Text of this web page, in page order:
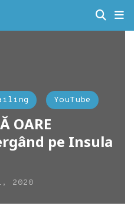
YouTube
OARE
pe Insula
2020